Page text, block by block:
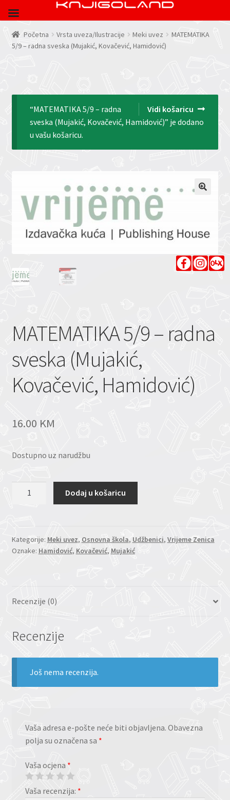
Početna Vrsta uveza/Ilustracije Meki uvez
MATEMATIKA
5/9 – radna sveska (Mujakić, Kovačević, Hamidović)
Vidi košaricu
“MATEMATIKA 5/9 – radna
sveska (Mujakić, Kovačević, Hamidović)” je dodano
u vašu košaricu.
MATEMATIKA 5/9 – radna
sveska (Mujakić,
Kovačević, Hamidović)
16.00 KM
Dostupno uz narudžbu
radna
sveska
(Mujakić,
količina
Dodaj u košaricu
Kategorije: Meki uvez, Osnovna škola, Udžbenici, Vrijeme Zenica
Oznake: Hamidović, Kovačević, Mujakić
Recenzije (0)
Recenzije
Još nema recenzija.
Vaša adresa e-pošte neće biti objavljena. Obavezna
polja su označena sa *
Vaša ocjena *
Vaša recenzija: *